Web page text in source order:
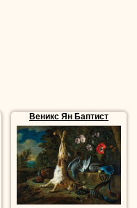
Веникс Ян Баптист